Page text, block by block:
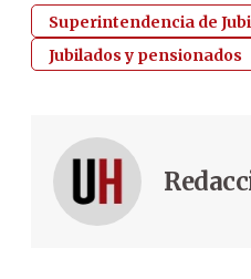
Superintendencia de
Jubilados y pensionados